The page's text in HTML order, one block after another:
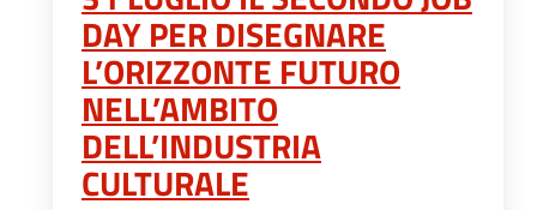
DAY PER DISEGNARE
L’ORIZZONTE FUTURO
NELL’AMBITO
DELL’INDUSTRIA
CULTURALE